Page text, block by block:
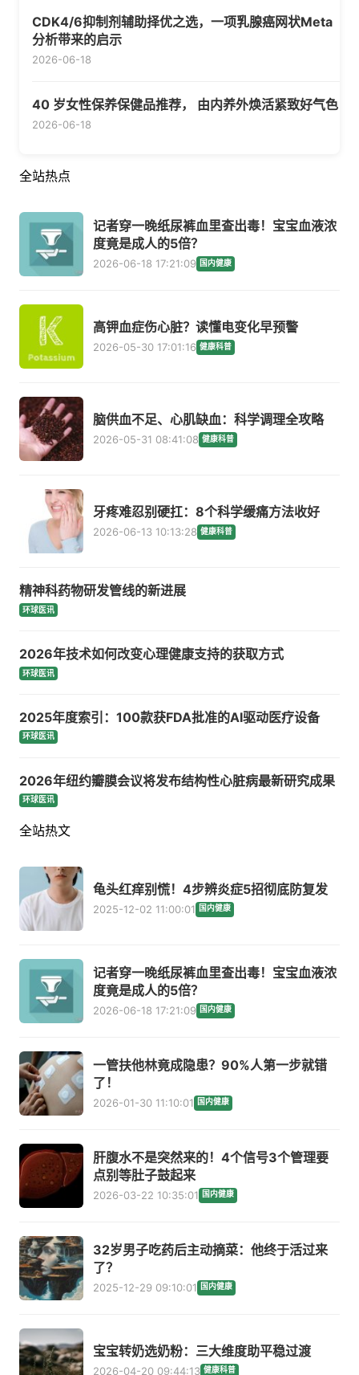
CDK4/6抑制剂辅助择优之选，一项乳腺癌网状Meta
分析带来的启示
2026-06-18
40 岁女性保养保健品推荐， 由内养外焕活紧致好气色
2026-06-18
全站热点
记者穿一晚纸尿裤血里查出毒！宝宝血液浓
度竟是成人的5倍？
2026-06-18 17:21:09 国内健康
高钾血症伤心脏？读懂电变化早预警
2026-05-30 17:01:16 健康科普
脑供血不足、心肌缺血：科学调理全攻略
2026-05-31 08:41:08 健康科普
牙疼难忍别硬扛：8个科学缓痛方法收好
2026-06-13 10:13:28 健康科普
精神科药物研发管线的新进展
环球医讯
2026年技术如何改变心理健康支持的获取方式
环球医讯
2025年度索引：100款获FDA批准的AI驱动医疗设备
环球医讯
2026年纽约瓣膜会议将发布结构性心脏病最新研究成果
环球医讯
全站热文
龟头红痒别慌！4步辨炎症5招彻底防复发
2025-12-02 11:00:01 国内健康
记者穿一晚纸尿裤血里查出毒！宝宝血液浓
度竟是成人的5倍？
2026-06-18 17:21:09 国内健康
一管扶他林竟成隐患？90%人第一步就错
了！
2026-01-30 11:10:01 国内健康
肝腹水不是突然来的！4个信号3个管理要
点别等肚子鼓起来
2026-03-22 10:35:01 国内健康
32岁男子吃药后主动摘菜：他终于活过来
了？
2025-12-29 09:10:01 国内健康
宝宝转奶选奶粉：三大维度助平稳过渡
2026-04-20 09:44:13 健康科普